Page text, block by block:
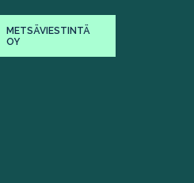
METSÄVIESTINTÄ
OY